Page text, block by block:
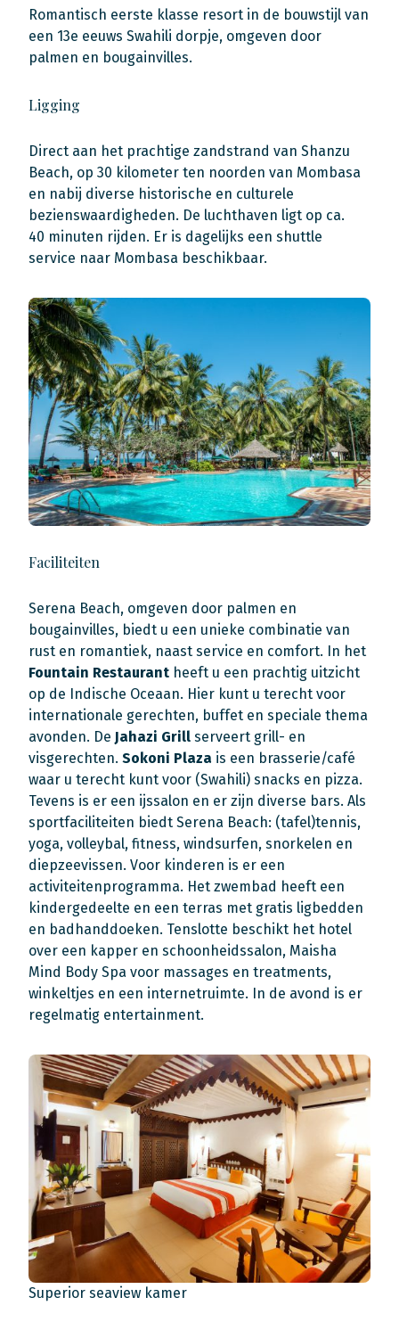
Romantisch eerste klasse resort in de bouwstijl van
een 13e eeuws Swahili dorpje, omgeven door
palmen en bougainvilles.
Ligging
Direct aan het prachtige zandstrand van Shanzu
Beach, op 30 kilometer ten noorden van Mombasa
en nabij diverse historische en culturele
bezienswaardigheden. De luchthaven ligt op ca.
40 minuten rijden. Er is dagelijks een shuttle
service naar Mombasa beschikbaar.
Faciliteiten
Serena Beach, omgeven door palmen en
bougainvilles, biedt u een unieke combinatie van
rust en romantiek, naast service en comfort. In het
Fountain Restaurant heeft u een prachtig uitzicht
op de Indische Oceaan. Hier kunt u terecht voor
internationale gerechten, buffet en speciale thema
avonden. De Jahazi Grill serveert grill- en
visgerechten. Sokoni Plaza is een brasserie/café
waar u terecht kunt voor (Swahili) snacks en pizza.
Tevens is er een ijssalon en er zijn diverse bars. Als
sportfaciliteiten biedt Serena Beach: (tafel)tennis,
yoga, volleybal, fitness, windsurfen, snorkelen en
diepzeevissen. Voor kinderen is er een
activiteitenprogramma. Het zwembad heeft een
kindergedeelte en een terras met gratis ligbedden
en badhanddoeken. Tenslotte beschikt het hotel
over een kapper en schoonheidssalon, Maisha
Mind Body Spa voor massages en treatments,
winkeltjes en een internetruimte. In de avond is er
regelmatig entertainment.
Superior seaview kamer